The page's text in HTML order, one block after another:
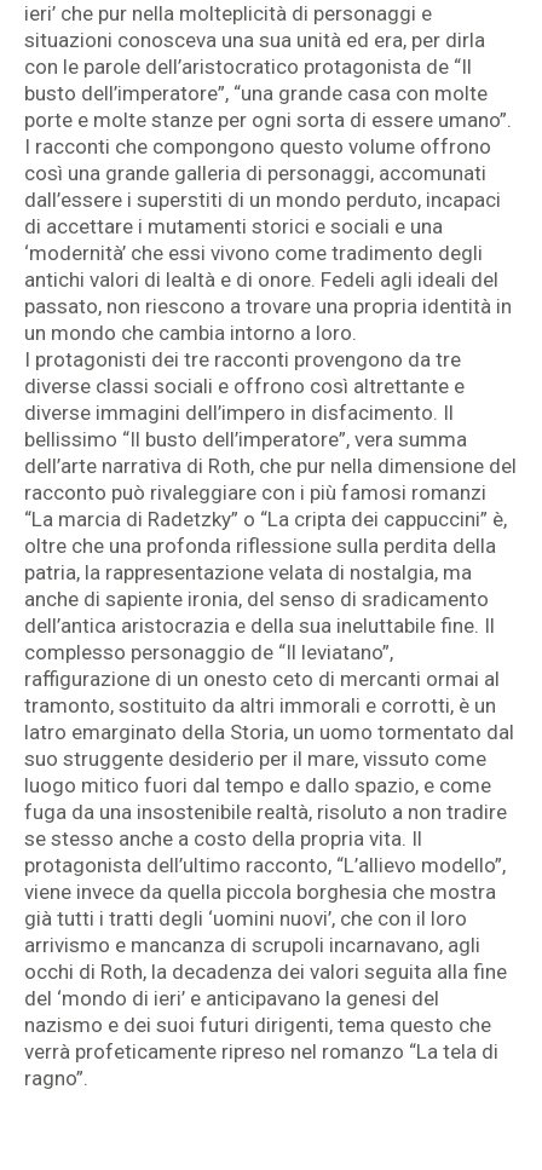
ieri’ che pur nella molteplicità di personaggi e
situazioni conosceva una sua unità ed era, per dirla
con le parole dell’aristocratico protagonista de “Il
busto dell’imperatore”, “una grande casa con molte
porte e molte stanze per ogni sorta di essere umano”.
I racconti che compongono questo volume offrono
così una grande galleria di personaggi, accomunati
dall’essere i superstiti di un mondo perduto, incapaci
di accettare i mutamenti storici e sociali e una
‘modernità’ che essi vivono come tradimento degli
antichi valori di lealtà e di onore. Fedeli agli ideali del
passato, non riescono a trovare una propria identità in
un mondo che cambia intorno a loro.
I protagonisti dei tre racconti provengono da tre
diverse classi sociali e offrono così altrettante e
diverse immagini dell’impero in disfacimento. Il
bellissimo “Il busto dell’imperatore”, vera summa
dell’arte narrativa di Roth, che pur nella dimensione del
racconto può rivaleggiare con i più famosi romanzi
“La marcia di Radetzky” o “La cripta dei cappuccini” è,
oltre che una profonda riflessione sulla perdita della
patria, la rappresentazione velata di nostalgia, ma
anche di sapiente ironia, del senso di sradicamento
dell’antica aristocrazia e della sua ineluttabile fine. Il
complesso personaggio de “Il leviatano”,
raffigurazione di un onesto ceto di mercanti ormai al
tramonto, sostituito da altri immorali e corrotti, è un
latro emarginato della Storia, un uomo tormentato dal
suo struggente desiderio per il mare, vissuto come
luogo mitico fuori dal tempo e dallo spazio, e come
fuga da una insostenibile realtà, risoluto a non tradire
se stesso anche a costo della propria vita. Il
protagonista dell’ultimo racconto, “L’allievo modello”,
viene invece da quella piccola borghesia che mostra
già tutti i tratti degli ‘uomini nuovi’, che con il loro
arrivismo e mancanza di scrupoli incarnavano, agli
occhi di Roth, la decadenza dei valori seguita alla fine
del ‘mondo di ieri’ e anticipavano la genesi del
nazismo e dei suoi futuri dirigenti, tema questo che
verrà profeticamente ripreso nel romanzo “La tela di
ragno”.